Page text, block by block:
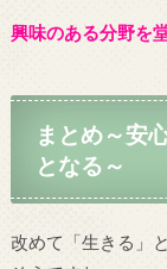
興味のある分野を
まとめ～安
となる～
改めて「生きる」